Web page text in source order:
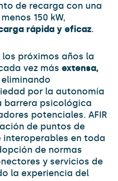
de recarga con una
150 kW,
rápida y eficaz.
próximos años la
vez más extensa,
eliminando
por la autonomía
barrera psicológica
potenciales. AFIR
de puntos de
interoperables en toda
de normas
y servicios de
la experiencia del